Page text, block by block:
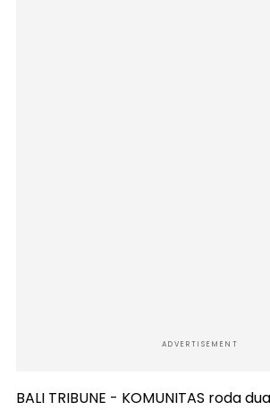
ADVERTISEMENT
BALI TRIBUNE - KOMUNITAS roda